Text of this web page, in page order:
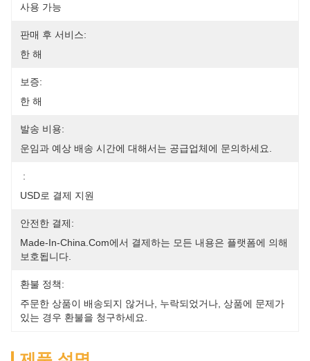
사용 가능
판매 후 서비스:
한 해
보증:
한 해
발송 비용:
운임과 예상 배송 시간에 대해서는 공급업체에 문의하세요.
:
USD로 결제 지원
안전한 결제:
Made-In-China.com에서 결제하는 모든 내용은 플랫폼에 의해
보호됩니다.
환불 정책:
주문한 상품이 배송되지 않거나, 누락되었거나, 상품에 문제가
있는 경우 환불을 청구하세요.